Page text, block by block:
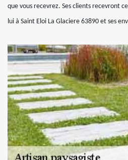
que vous recevrez. Ses clients recevront
lui à Saint Eloi La Glaciere 63890 et ses